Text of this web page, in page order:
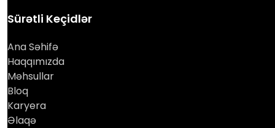
Sürətli Keçidlər
Ana Səhifə
Haqqımızda
Məhsullar
Bloq
Karyera
Əlaqə